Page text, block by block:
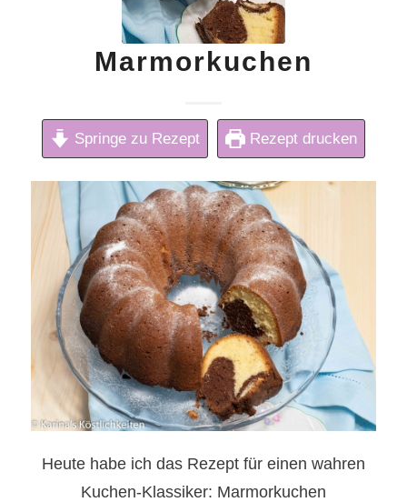
Marmorkuchen
Springe zu Rezept Rezept drucken
Heute habe ich das Rezept für einen wahren
Kuchen-Klassiker: Marmorkuchen